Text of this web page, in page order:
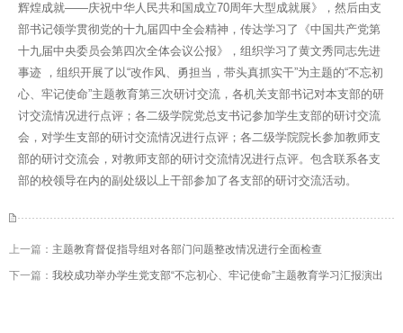
辉煌成就——庆祝中华人民共和国成立70周年大型成就展》，然后由支
部书记领学贯彻党的十九届四中全会精神，传达学习了《中国共产党第
十九届中央委员会第四次全体会议公报》，组织学习了黄文秀同志先进
事迹 ，组织开展了以“改作风、勇担当，带头真抓实干”为主题的“不忘初
心、牢记使命”主题教育第三次研讨交流，各机关支部书记对本支部的研
讨交流情况进行点评；各二级学院党总支书记参加学生支部的研讨交流
会，对学生支部的研讨交流情况进行点评；各二级学院院长参加教师支
部的研讨交流会，对教师支部的研讨交流情况进行点评。包含联系各支
部的校领导在内的副处级以上干部参加了各支部的研讨交流活动。
上一篇： 主题教育督促指导组对各部门问题整改情况进行全面检查
下一篇： 我校成功举办学生党支部“不忘初心、牢记使命”主题教育学习汇报演出